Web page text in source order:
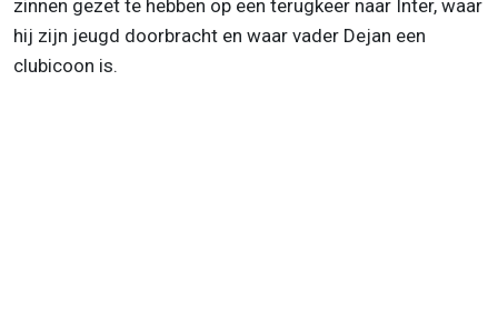
zinnen gezet te hebben op een terugkeer naar Inter, waar
hij zijn jeugd doorbracht en waar vader Dejan een
clubicoon is.